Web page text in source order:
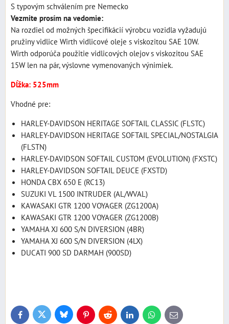
S typovým schválením pre Nemecko
Vezmite prosím na vedomie:
Na rozdiel od možných špecifikácií výrobcu vozidla vyžadujú
pružiny vidlice Wirth vidlicové oleje s viskozitou SAE 10W.
Wirth odporúča použitie vidlicových olejov s viskozitou SAE
15W len na pár, výslovne vymenovaných výnimiek.
Dĺžka: 525mm
Vhodné pre:
HARLEY-DAVIDSON HERITAGE SOFTAIL CLASSIC (FLSTC)
HARLEY-DAVIDSON HERITAGE SOFTAIL SPECIAL/NOSTALGIA
(FLSTN)
HARLEY-DAVIDSON SOFTAIL CUSTOM (EVOLUTION) (FXSTC)
HARLEY-DAVIDSON SOFTAIL DEUCE (FXSTD)
HONDA CBX 650 E (RC13)
SUZUKI VL 1500 INTRUDER (AL/WVAL)
KAWASAKI GTR 1200 VOYAGER (ZG1200A)
KAWASAKI GTR 1200 VOYAGER (ZG1200B)
YAMAHA XJ 600 S/N DIVERSION (4BR)
YAMAHA XJ 600 S/N DIVERSION (4LX)
DUCATI 900 SD DARMAH (900SD)
FacebookTwitter BlueskyPinterestReddit LinkedInWhatsApp
E-